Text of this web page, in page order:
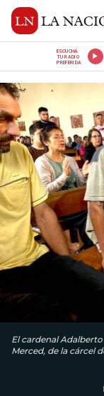
ESCUCHÁ
TU RADIO
PREFERIDA
El cardenal
Merced, de la cárcel